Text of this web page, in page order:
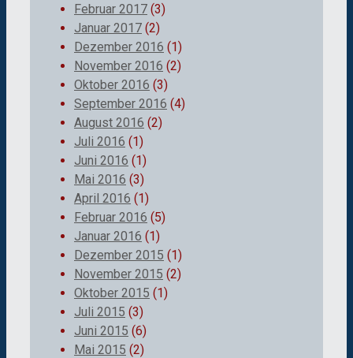
Februar 2017 (3)
Januar 2017 (2)
Dezember 2016 (1)
November 2016 (2)
Oktober 2016 (3)
September 2016 (4)
August 2016 (2)
Juli 2016 (1)
Juni 2016 (1)
Mai 2016 (3)
April 2016 (1)
Februar 2016 (5)
Januar 2016 (1)
Dezember 2015 (1)
November 2015 (2)
Oktober 2015 (1)
Juli 2015 (3)
Juni 2015 (6)
Mai 2015 (2)